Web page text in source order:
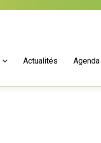
Actualités Agenda